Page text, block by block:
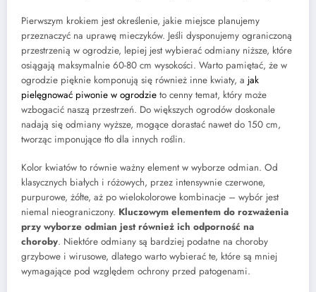
Pierwszym krokiem jest określenie, jakie miejsce planujemy
przeznaczyć na uprawę mieczyków. Jeśli dysponujemy ograniczoną
przestrzenią w ogrodzie, lepiej jest wybierać odmiany niższe, które
osiągają maksymalnie 60-80 cm wysokości. Warto pamiętać, że w
ogrodzie pięknie komponują się również inne kwiaty, a jak
pielęgnować piwonie w ogrodzie to cenny temat, który może
wzbogacić naszą przestrzeń. Do większych ogrodów doskonale
nadają się odmiany wyższe, mogące dorastać nawet do 150 cm,
tworząc imponujące tło dla innych roślin.
Kolor kwiatów to równie ważny element w wyborze odmian. Od
klasycznych białych i różowych, przez intensywnie czerwone,
purpurowe, żółte, aż po wielokolorowe kombinacje – wybór jest
niemal nieograniczony. Kluczowym elementem do rozważenia
przy wyborze odmian jest również ich odporność na
choroby. Niektóre odmiany są bardziej podatne na choroby
grzybowe i wirusowe, dlatego warto wybierać te, które są mniej
wymagające pod względem ochrony przed patogenami.